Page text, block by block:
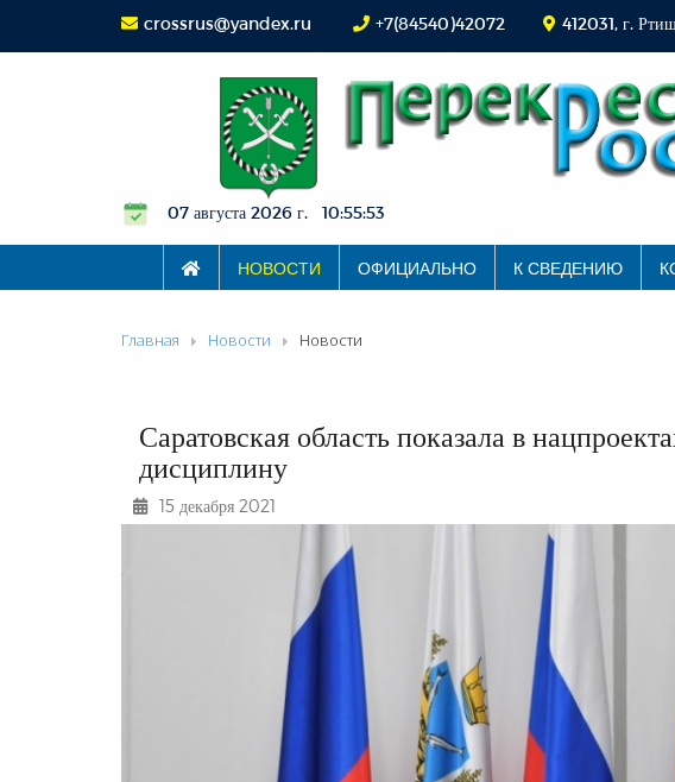
crossrus@yandex.ru +7(84540)42072 412031, г.
07 августа 2026 г. 10:55:54
НОВОСТИ ОФИЦИАЛЬНО К СВЕДЕНИЮ
Главная Новости Новости
Саратовская область показала в
дисциплину
15 декабря 2021